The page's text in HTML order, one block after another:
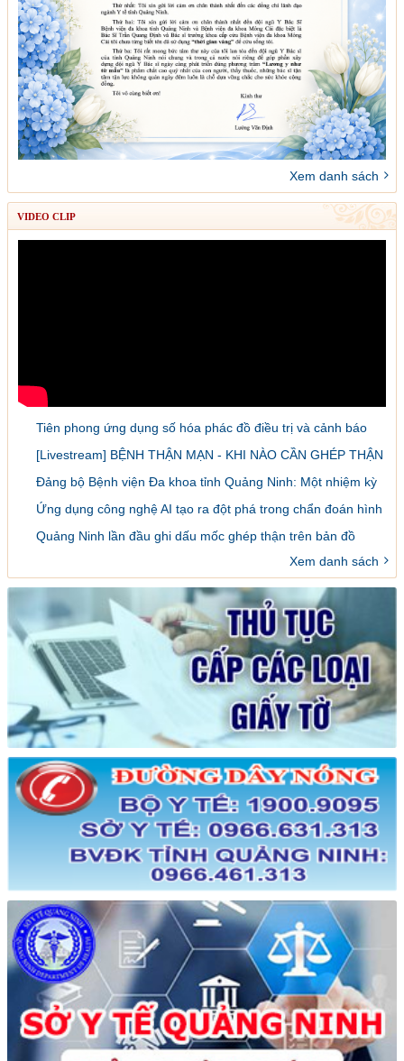
Xem danh sách
VIDEO CLIP
Tiên phong ứng dụng số hóa phác đồ điều trị và cảnh báo
dược lâm sàng
[Livestream] BỆNH THẬN MẠN - KHI NÀO CẦN GHÉP THẬN
VÀ LÀM SAO ĐỂ ĐĂNG KÝ GHÉP
Đảng bộ Bệnh viện Đa khoa tỉnh Quảng Ninh: Một nhiệm kỳ
đổi mới, sáng tạo và đột phá
Ứng dụng công nghệ AI tạo ra đột phá trong chẩn đoán hình
ảnh y khoa
Quảng Ninh lần đầu ghi dấu mốc ghép thận trên bản đồ
Xem danh sách